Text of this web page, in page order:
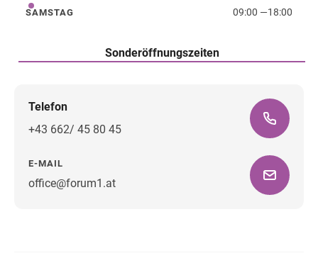
Samstag
SAMSTAG 09:00 —18:00
Sonderöffnungszeiten
Telefon
+43 662/ 45 80 45
E-MAIL
office@forum1.at